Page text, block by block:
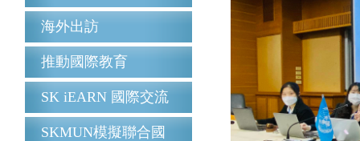
海外出訪
推動國際教育
SK iEARN 國際交流
SKMUN模擬聯合國